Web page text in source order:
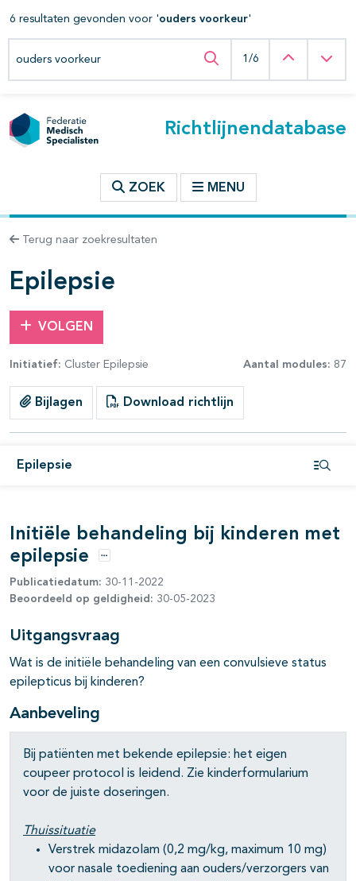
Richtlijnendatabase
ZOEK MENU
Terug naar zoekresultaten
Epilepsie
VOLGEN
Initiatief: Cluster Epilepsie Aantal modules: 87
Bijlagen Download richtlijn
Epilepsie
binnen deze richtlijn
open- en dichtklappen
open- en dichtklappen
open- en dichtklappen
open- en dichtklappen
open- en dichtklappen
open- en dichtklappen
Initiële behandeling bij kinderen met
epilepsie
Opties
Publicatiedatum: 30-11-2022
Beoordeeld op geldigheid: 30-05-2023
Uitgangsvraag
Wat is de initiële behandeling van een convulsieve status
epilepticus bij kinderen?
Aanbeveling
Bij patiënten met bekende epilepsie: het eigen
coupeer protocol is leidend. Zie kinderformularium
voor de juiste doseringen.
Thuissituatie
Verstrek midazolam (0,2 mg/kg, maximum 10 mg)
voor nasale toediening aan ouders/verzorgers van
6 resultaten gevonden voor 'ouders voorkeur'
Zoeken binnen deze richtlijn
Zoeken binnen deze
1/6 Vorige